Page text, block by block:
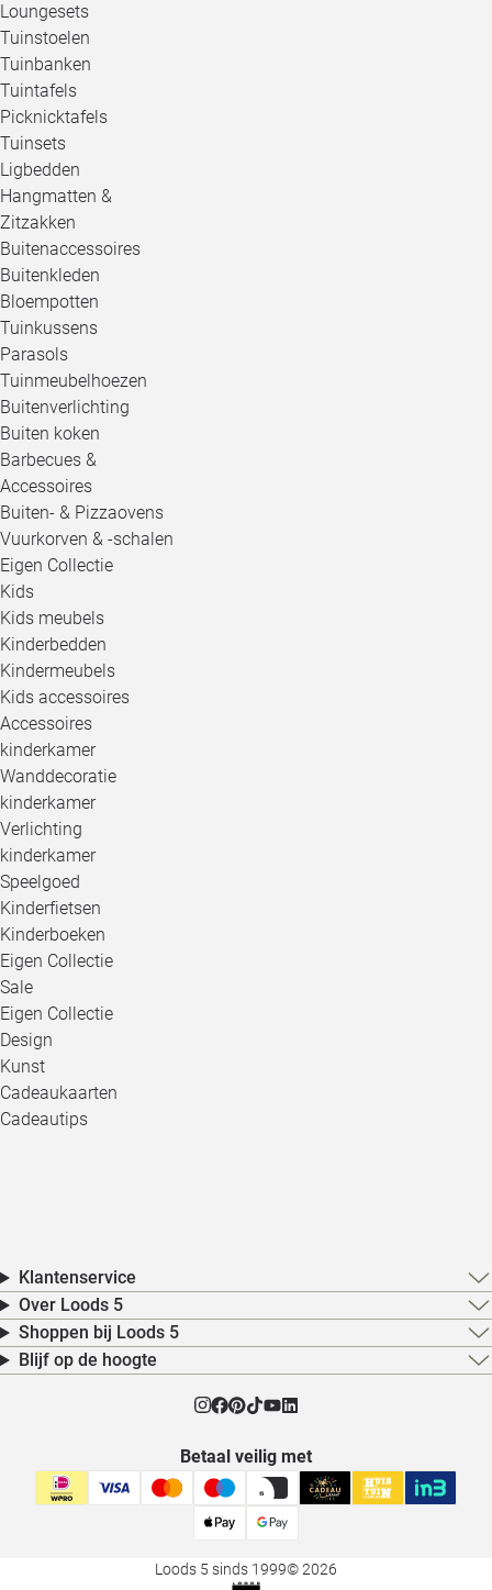
Loungesets
Tuinstoelen
Tuinbanken
Tuintafels
Picknicktafels
Tuinsets
Ligbedden
Hangmatten &
Zitzakken
Buitenaccessoires
Buitenkleden
Bloempotten
Tuinkussens
Parasols
Tuinmeubelhoezen
Buitenverlichting
Buiten koken
Barbecues &
Accessoires
Buiten- & Pizzaovens
Vuurkorven & -schalen
Eigen Collectie
Kids
Kids meubels
Kinderbedden
Kindermeubels
Kids accessoires
Accessoires
kinderkamer
Wanddecoratie
kinderkamer
Verlichting
kinderkamer
Speelgoed
Kinderfietsen
Kinderboeken
Eigen Collectie
Sale
Eigen Collectie
Design
Kunst
Cadeaukaarten
Cadeautips
Klantenservice
Over Loods 5
Shoppen bij Loods 5
Blijf op de hoogte
Betaal veilig met
Loods 5 sinds 1999© 2026